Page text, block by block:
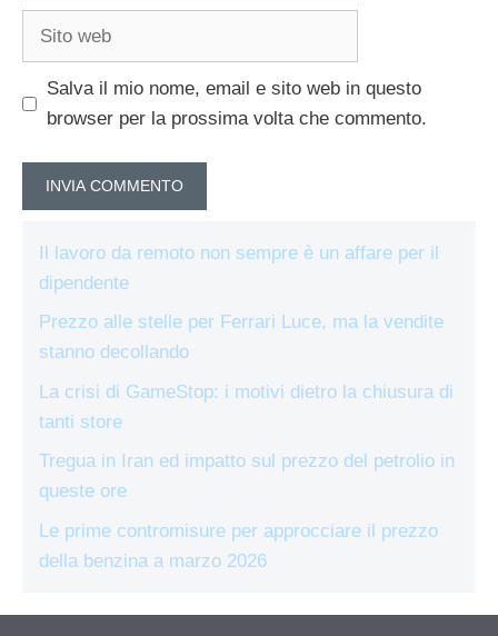
Sito
Salva il mio nome, email e sito web in questo
browser per la prossima volta che commento.
Il lavoro da remoto non sempre è un affare per il
dipendente
Prezzo alle stelle per Ferrari Luce, ma la vendite
stanno decollando
La crisi di GameStop: i motivi dietro la chiusura di
tanti store
Tregua in Iran ed impatto sul prezzo del petrolio in
queste ore
Le prime contromisure per approcciare il prezzo
della benzina a marzo 2026